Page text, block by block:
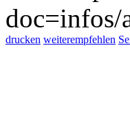
doc=infos/
drucken weiterempfehlen